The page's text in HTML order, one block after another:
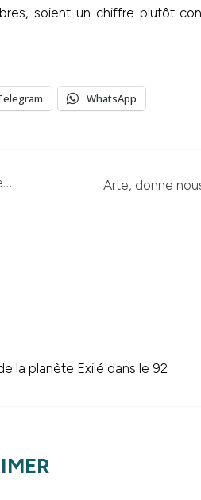
soient un chiffre plutôt
WhatsApp
Arte, donne
la planète Exilé dans le 92